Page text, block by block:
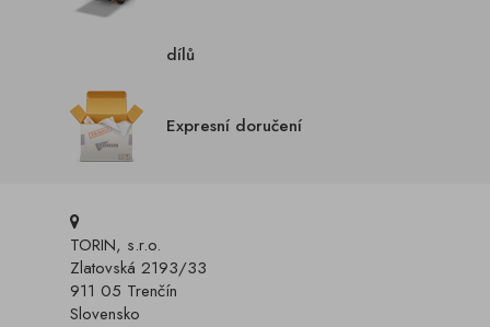
dílů
Expresní doručení
TORIN, s.r.o.
Zlatovská 2193/33
911 05 Trenčín
Slovensko